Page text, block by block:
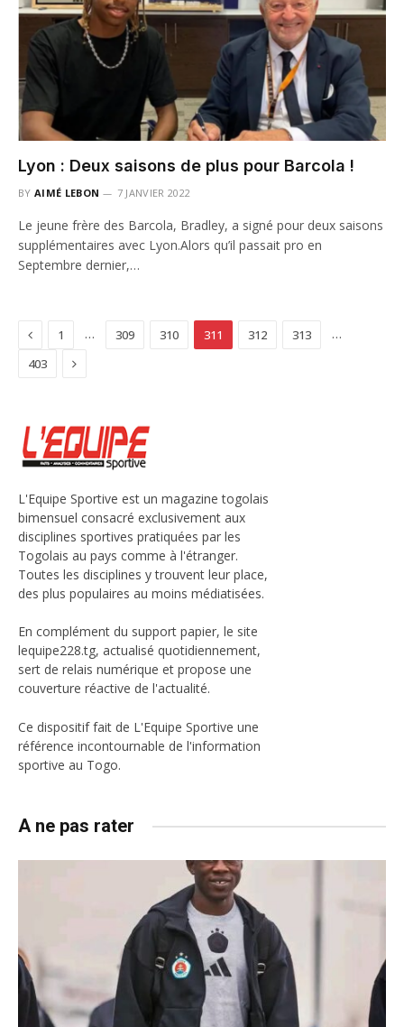
Lyon : Deux saisons de plus pour Barcola !
BY AIMÉ LEBON 7 JANVIER 2022
Le jeune frère des Barcola, Bradley, a signé pour deux saisons
supplémentaires avec Lyon.Alors qu’il passait pro en
Septembre dernier,…
Previous
1 … 309 310 311 312 313
…
403
Next
L'Equipe Sportive est un magazine togolais
bimensuel consacré exclusivement aux
disciplines sportives pratiquées par les
Togolais au pays comme à l'étranger.
Toutes les disciplines y trouvent leur place,
des plus populaires au moins médiatisées.
En complément du support papier, le site
lequipe228.tg, actualisé quotidiennement,
sert de relais numérique et propose une
couverture réactive de l'actualité.
Ce dispositif fait de L'Equipe Sportive une
référence incontournable de l'information
sportive au Togo.
A ne pas rater